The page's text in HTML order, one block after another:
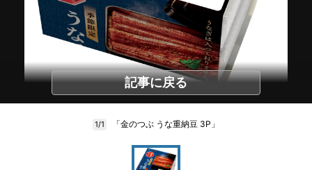
記事に戻る
1/1 「金のつぶ うな重納豆 3P」